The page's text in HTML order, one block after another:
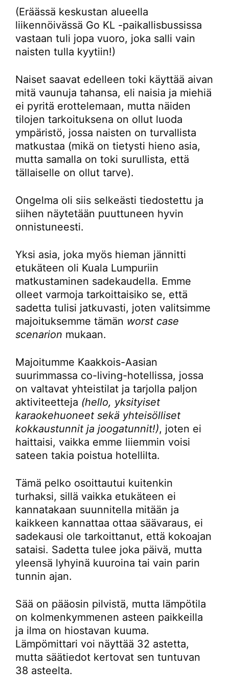
(Eräässä keskustan alueella
liikennöivässä Go KL -paikallisbussissa
vastaan tuli jopa vuoro, joka salli vain
naisten tulla kyytiin!)
Naiset saavat edelleen toki käyttää aivan
mitä vaunuja tahansa, eli naisia ja miehiä
ei pyritä erottelemaan, mutta näiden
tilojen tarkoituksena on ollut luoda
ympäristö, jossa naisten on turvallista
matkustaa (mikä on tietysti hieno asia,
mutta samalla on toki surullista, että
tällaiselle on ollut tarve).
Ongelma oli siis selkeästi tiedostettu ja
siihen näytetään puuttuneen hyvin
onnistuneesti.
Yksi asia, joka myös hieman jännitti
etukäteen oli Kuala Lumpuriin
matkustaminen sadekaudella. Emme
olleet varmoja tarkoittaisiko se, että
sadetta tulisi jatkuvasti, joten valitsimme
majoituksemme tämän worst case
scenarion mukaan.
Majoitumme Kaakkois-Aasian
suurimmassa co-living-hotellissa, jossa
on valtavat yhteistilat ja tarjolla paljon
aktiviteetteja (hello, yksityiset
karaokehuoneet sekä yhteisölliset
kokkaustunnit ja joogatunnit!), joten ei
haittaisi, vaikka emme liiemmin voisi
sateen takia poistua hotellilta.
Tämä pelko osoittautui kuitenkin
turhaksi, sillä vaikka etukäteen ei
kannatakaan suunnitella mitään ja
kaikkeen kannattaa ottaa säävaraus, ei
sadekausi ole tarkoittanut, että kokoajan
sataisi. Sadetta tulee joka päivä, mutta
yleensä lyhyinä kuuroina tai vain parin
tunnin ajan.
Sää on pääosin pilvistä, mutta lämpötila
on kolmenkymmenen asteen paikkeilla
ja ilma on hiostavan kuuma.
Lämpömittari voi näyttää 32 astetta,
mutta säätiedot kertovat sen tuntuvan
38 asteelta.